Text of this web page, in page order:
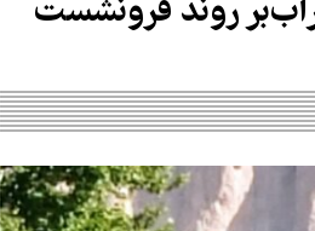
روند فرونشست